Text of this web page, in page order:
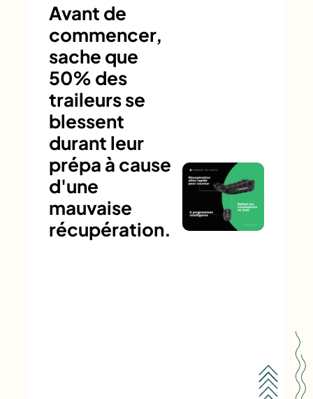
Avant de
commencer,
sache que
50% des
traileurs se
blessent
durant leur
prépa à cause
d'une
mauvaise
récupération.